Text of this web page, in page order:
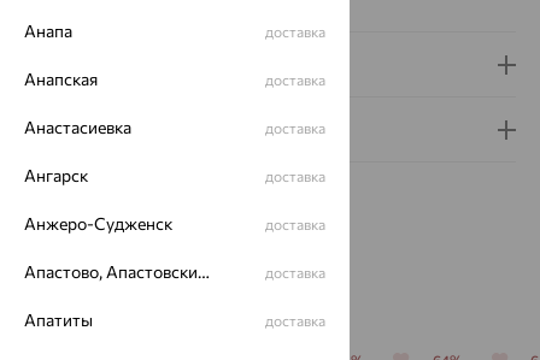
Гарантия и возврат
Анапа доставка
Анапская доставка
Анастасиевка доставка
Ангарск доставка
Анжеро-Судженск доставка
Апастово, Апастовский район доставка
Апатиты доставка